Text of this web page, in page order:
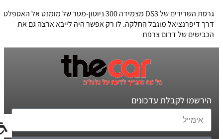
גרסת השרירים של DS3 מצמידה 300 ניוטון-מטר של מומנט אל האספלט
דרך דיפרנציאל מוגבל החלקה. לו רק אפשר היה לייבא ארצה גם את
הכבישים של דרום צרפת
הירשמו לקבלת עדכונים